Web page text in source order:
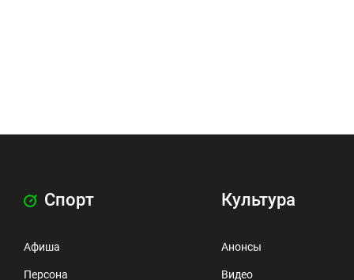
Спорт
Афиша
Персона
Культура
Анонсы
Видео